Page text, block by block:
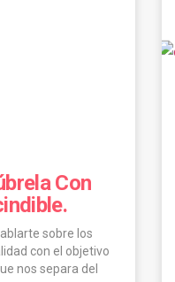
Con
sobre los
con el objetivo
nos separa del